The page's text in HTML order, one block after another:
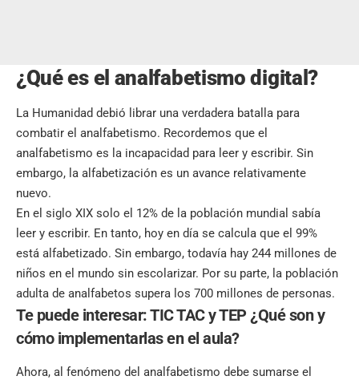
¿Qué es el analfabetismo digital?
La Humanidad debió librar una verdadera batalla para
combatir el analfabetismo. Recordemos que el
analfabetismo es la incapacidad para leer y escribir. Sin
embargo, la alfabetización es un avance relativamente
nuevo.
En el siglo XIX solo el 12% de la población mundial sabía
leer y escribir. En tanto, hoy en día se calcula que el 99%
está alfabetizado. Sin embargo, todavía hay 244 millones de
niños en el mundo sin escolarizar. Por su parte, la población
adulta de analfabetos supera los 700 millones de personas.
Te puede interesar:TIC TAC y TEP ¿Qué son y
cómo implementarlas en el aula?
Ahora, al fenómeno del analfabetismo debe sumarse el